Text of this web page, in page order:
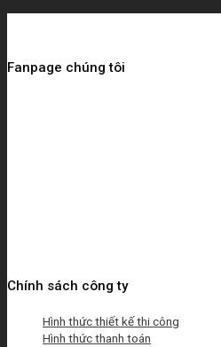
Fanpage chúng tôi
Chính sách công ty
Hình thức thiết kế thi công
Hình thức thanh toán